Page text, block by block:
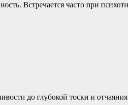
Встречается часто при
до глубокой тоски и